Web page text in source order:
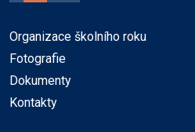
Organizace školního roku
Fotografie
Dokumenty
Kontakty